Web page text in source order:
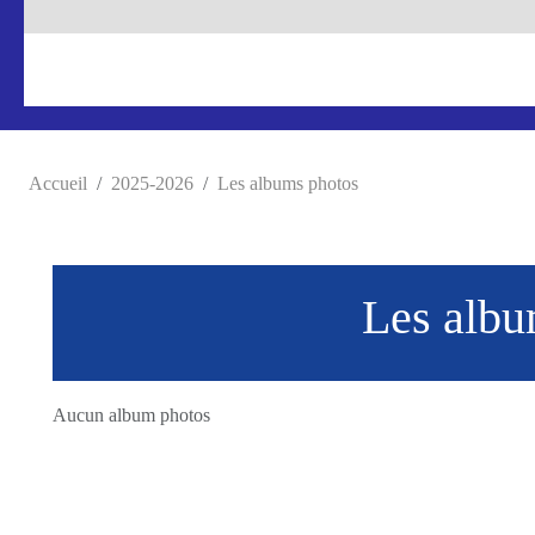
Accueil 2025-2026 Les albums photos
Les
Aucun album photos